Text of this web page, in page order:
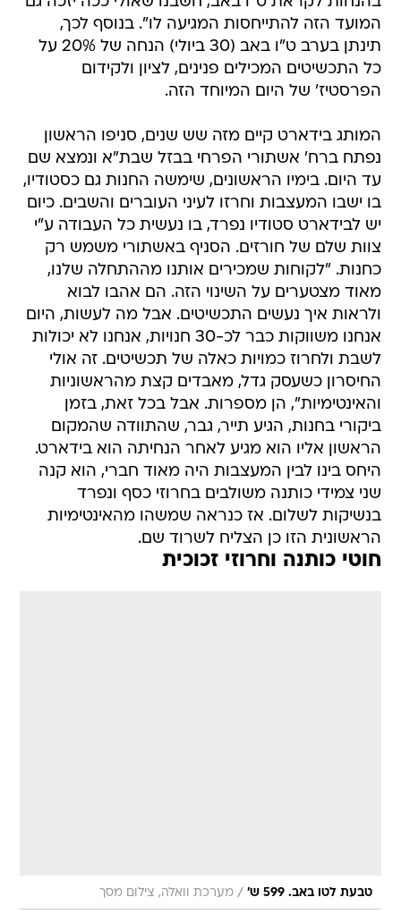
המועד הזה להתייחסות המגיעה לו". בנוסף לכך,
תינתן בערב ט"ו באב (30 ביולי) הנחה של 20% על
כל התכשיטים המכילים פנינים, לציון ולקידום
הפרסטיז' של היום המיוחד הזה.
המותג בידארט קיים מזה שש שנים, סניפו הראשון
נפתח ברח' אשתורי הפרחי בבזל שבת"א ונמצא שם
עד היום. בימיו הראשונים, שימשה החנות גם כסטודיו,
בו ישבו המעצבות וחרזו לעיני העוברים והשבים. כיום
יש לבידארט סטודיו נפרד, בו נעשית כל העבודה ע"י
צוות שלם של חורזים. הסניף באשתורי משמש רק
כחנות. "לקוחות שמכירים אותנו מההתחלה שלנו,
מאוד מצטערים על השינוי הזה. הם אהבו לבוא
ולראות איך נעשים התכשיטים. אבל מה לעשות, היום
אנחנו משווקות כבר לכ-30 חנויות, אנחנו לא יכולות
לשבת ולחרוז כמויות כאלה של תכשיטים. זה אולי
החיסרון כשעסק גדל, מאבדים קצת מהראשוניות
והאינטימיות", הן מספרות. אבל בכל זאת, בזמן
ביקורי בחנות, הגיע תייר, גבר, שהתוודה שהמקום
הראשון אליו הוא מגיע לאחר הנחיתה הוא בידארט.
היחס בינו לבין המעצבות היה מאוד חברי, הוא קנה
שני צמידי כותנה משולבים בחרוזי כסף ונפרד
בנשיקות לשלום. אז כנראה שמשהו מהאינטימיות
הראשונית הזו כן הצליח לשרוד שם.
חוטי כותנה וחרוזי זכוכית
טבעת לטו באב. 599 ש' / מערכת וואלה, צילום מסך